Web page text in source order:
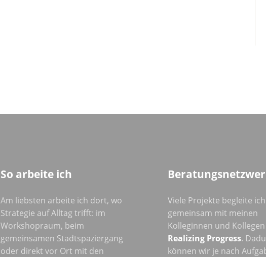
So arbeite ich
Am liebsten arbeite ich dort, wo
Strategie auf Alltag trifft: im
Workshopraum, beim
gemeinsamen Stadtspaziergang
oder direkt vor Ort mit den
Viele Projekte begleite ich
gemeinsam mit meinen
Kolleginnen und
Realizing Progress.
können wir je nach